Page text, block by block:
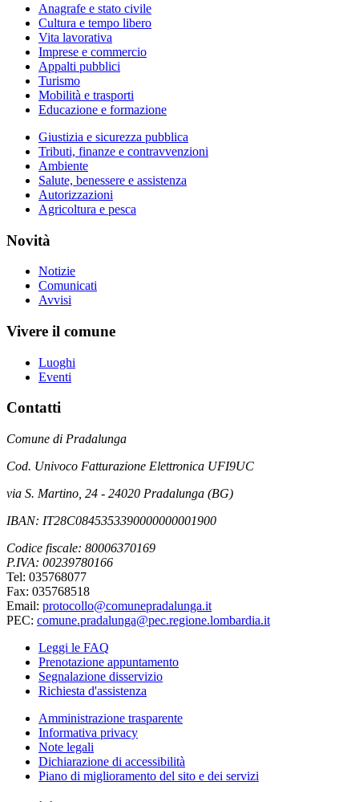
Anagrafe e stato civile
Cultura e tempo libero
Vita lavorativa
Imprese e commercio
Appalti pubblici
Turismo
Mobilità e trasporti
Educazione e formazione
Giustizia e sicurezza pubblica
Tributi, finanze e contravvenzioni
Ambiente
Salute, benessere e assistenza
Autorizzazioni
Agricoltura e pesca
Novità
Notizie
Comunicati
Avvisi
Vivere il comune
Luoghi
Eventi
Contatti
Comune di Pradalunga
Cod. Univoco Fatturazione Elettronica UFI9UC
via S. Martino, 24 - 24020 Pradalunga (BG)
IBAN: IT28C0845353390000000001900
Codice fiscale: 80006370169
P.IVA: 00239780166
Tel: 035768077
Fax: 035768518
Email: protocollo@comunepradalunga.it
PEC: comune.pradalunga@pec.regione.lombardia.it
Leggi le FAQ
Prenotazione appuntamento
Segnalazione disservizio
Richiesta d'assistenza
Amministrazione trasparente
Informativa privacy
Note legali
Dichiarazione di accessibilità
Piano di miglioramento del sito e dei servizi